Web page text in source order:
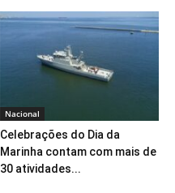
Nacional
Celebrações do Dia da
Marinha contam com mais de
30 atividades...